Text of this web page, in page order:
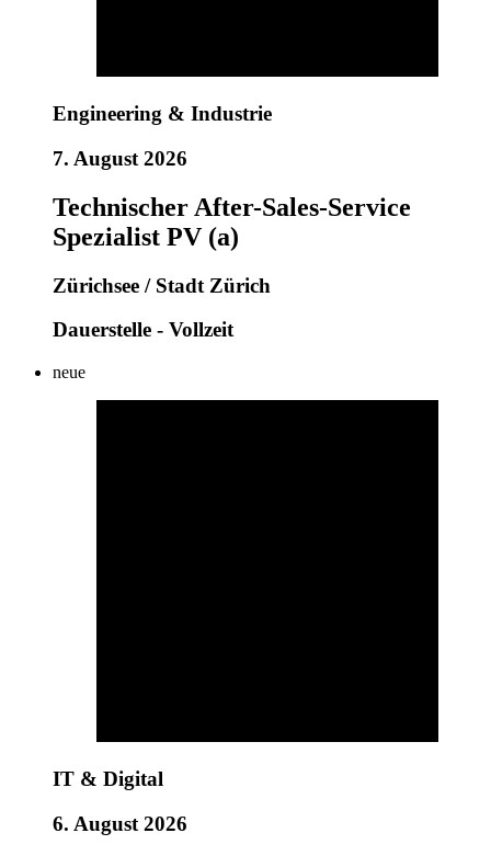
Engineering & Industrie
7. August 2026
Technischer After-Sales-Service
Spezialist PV (a)
Zürichsee / Stadt Zürich
Dauerstelle - Vollzeit
neue
IT & Digital
6. August 2026